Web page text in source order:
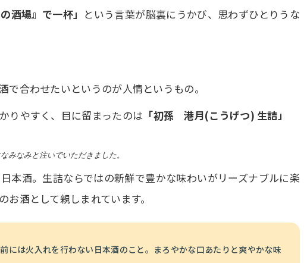
酒場』で一杯」 という言葉が脳裏にうかび、思わずひとりうな
合わせたいというのが人情というもの。
りやすく、目に留まったのは 「初孫 港月(こうげつ) 生詰」
みなみと注いでいただきました。
本酒。生詰ならではの新鮮で豊かな味わいがリーズナブルに楽
酒として親しまれています。
には火入れを行わない日本酒のこと。まろやかな口あたりと爽やかな味